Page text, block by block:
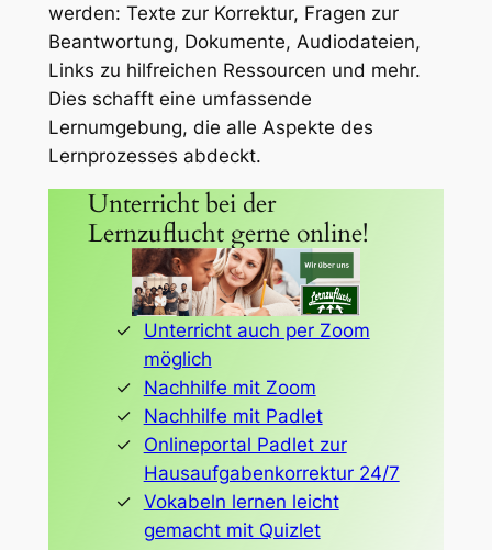
werden: Texte zur Korrektur, Fragen zur
Beantwortung, Dokumente, Audiodateien,
Links zu hilfreichen Ressourcen und mehr.
Dies schafft eine umfassende
Lernumgebung, die alle Aspekte des
Lernprozesses abdeckt.
Unterricht bei der
Lernzuflucht gerne online!
Unterricht auch per Zoom
möglich
Nachhilfe mit Zoom
Nachhilfe mit Padlet
Onlineportal Padlet zur
Hausaufgabenkorrektur 24/7
Vokabeln lernen leicht
gemacht mit Quizlet